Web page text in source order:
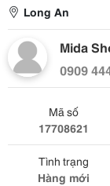
Long An
Mida
0909
Mã số
17708621
Tình trạng
Hàng mới